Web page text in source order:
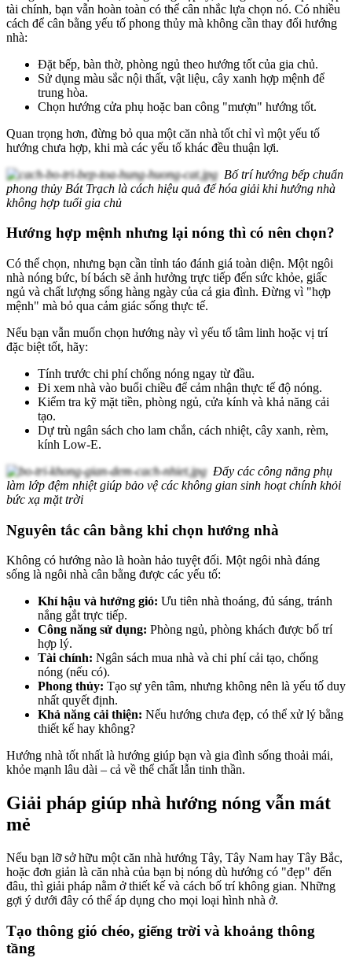
tài chính, bạn vẫn hoàn toàn có thể cân nhắc lựa chọn nó. Có nhiều
cách để cân bằng yếu tố phong thủy mà không cần thay đổi hướng
nhà:
Đặt bếp, bàn thờ, phòng ngủ theo hướng tốt của gia chủ.
Sử dụng màu sắc nội thất, vật liệu, cây xanh hợp mệnh để
trung hòa.
Chọn hướng cửa phụ hoặc ban công "mượn" hướng tốt.
Quan trọng hơn, đừng bỏ qua một căn nhà tốt chỉ vì một yếu tố
hướng chưa hợp, khi mà các yếu tố khác đều thuận lợi.
Bố trí hướng bếp chuẩn
phong thủy Bát Trạch là cách hiệu quả để hóa giải khi hướng nhà
không hợp tuổi gia chủ
Hướng hợp mệnh nhưng lại nóng thì có nên chọn?
Có thể chọn, nhưng bạn cần tỉnh táo đánh giá toàn diện. Một ngôi
nhà nóng bức, bí bách sẽ ảnh hưởng trực tiếp đến sức khỏe, giấc
ngủ và chất lượng sống hàng ngày của cả gia đình. Đừng vì "hợp
mệnh" mà bỏ qua cảm giác sống thực tế.
Nếu bạn vẫn muốn chọn hướng này vì yếu tố tâm linh hoặc vị trí
đặc biệt tốt, hãy:
Tính trước chi phí chống nóng ngay từ đầu.
Đi xem nhà vào buổi chiều để cảm nhận thực tế độ nóng.
Kiểm tra kỹ mặt tiền, phòng ngủ, cửa kính và khả năng cải
tạo.
Dự trù ngân sách cho lam chắn, cách nhiệt, cây xanh, rèm,
kính Low-E.
Đẩy các công năng phụ
làm lớp đệm nhiệt giúp bảo vệ các không gian sinh hoạt chính khỏi
bức xạ mặt trời
Nguyên tắc cân bằng khi chọn hướng nhà
Không có hướng nào là hoàn hảo tuyệt đối. Một ngôi nhà đáng
sống là ngôi nhà cân bằng được các yếu tố:
Khí hậu và hướng gió: Ưu tiên nhà thoáng, đủ sáng, tránh
nắng gắt trực tiếp.
Công năng sử dụng: Phòng ngủ, phòng khách được bố trí
hợp lý.
Tài chính: Ngân sách mua nhà và chi phí cải tạo, chống
nóng (nếu có).
Phong thủy: Tạo sự yên tâm, nhưng không nên là yếu tố duy
nhất quyết định.
Khả năng cải thiện: Nếu hướng chưa đẹp, có thể xử lý bằng
thiết kế hay không?
Hướng nhà tốt nhất là hướng giúp bạn và gia đình sống thoải mái,
khỏe mạnh lâu dài – cả về thể chất lẫn tinh thần.
Giải pháp giúp nhà hướng nóng vẫn mát
mẻ
Nếu bạn lỡ sở hữu một căn nhà hướng Tây, Tây Nam hay Tây Bắc,
hoặc đơn giản là căn nhà của bạn bị nóng dù hướng có "đẹp" đến
đâu, thì giải pháp nằm ở thiết kế và cách bố trí không gian. Những
gợi ý dưới đây có thể áp dụng cho mọi loại hình nhà ở.
Tạo thông gió chéo, giếng trời và khoảng thông
tầng